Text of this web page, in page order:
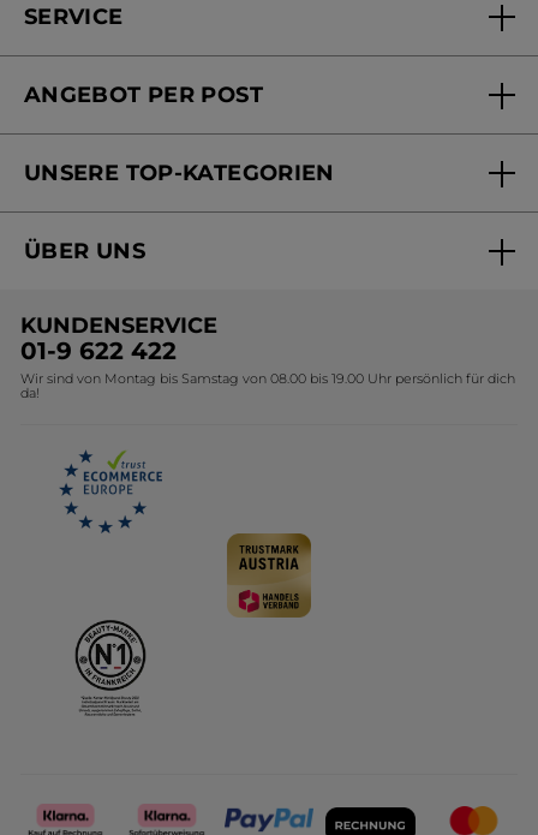
SERVICE
Mein Konto
Online Preisliste
ANGEBOT PER POST
Versandhandel Preisliste
UNSERE TOP-KATEGORIEN
Black Friday Yves Rocher
Geschenkideen Yves Rocher
Kollektion Monoi Yves Rocher
ÜBER UNS
Umweltstiftung YR
Affiliate Programm
KUNDENSERVICE
01-9 622 422
Wir sind von Montag bis Samstag von 08.00 bis 19.00 Uhr persönlich für dich
da!